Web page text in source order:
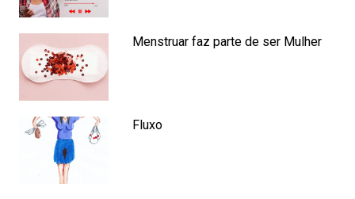
Menstruar faz parte de ser Mulher
Fluxo